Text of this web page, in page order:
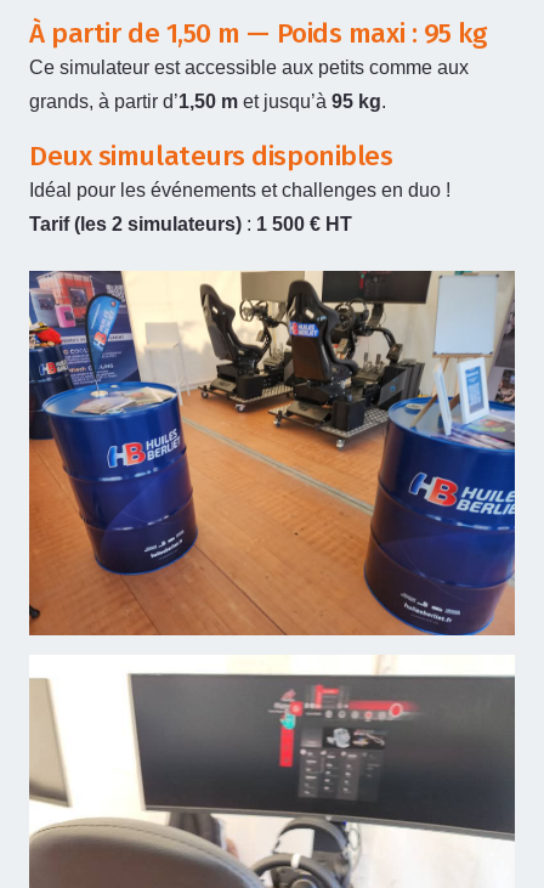
À partir de 1,50 m — Poids maxi : 95 kg
Ce simulateur est accessible aux petits comme aux
grands, à partir d’1,50 m et jusqu’à 95 kg.
Deux simulateurs disponibles
Idéal pour les événements et challenges en duo !
Tarif (les 2 simulateurs) : 1 500 € HT